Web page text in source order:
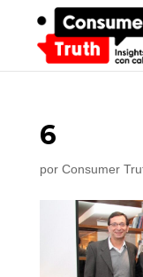
6
por Consumer